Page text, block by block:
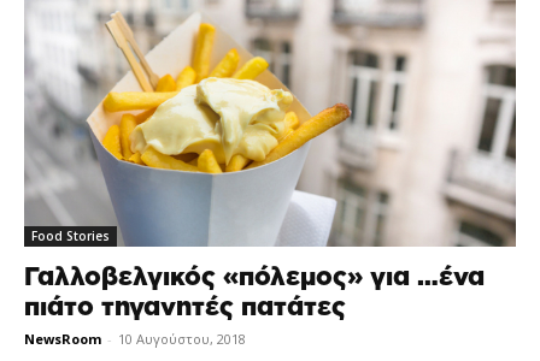
Food Stories
Γαλλοβελγικός «πόλεμος» για …ένα
πιάτο τηγανητές πατάτες
NewsRoom - 10 Αυγούστου, 2018